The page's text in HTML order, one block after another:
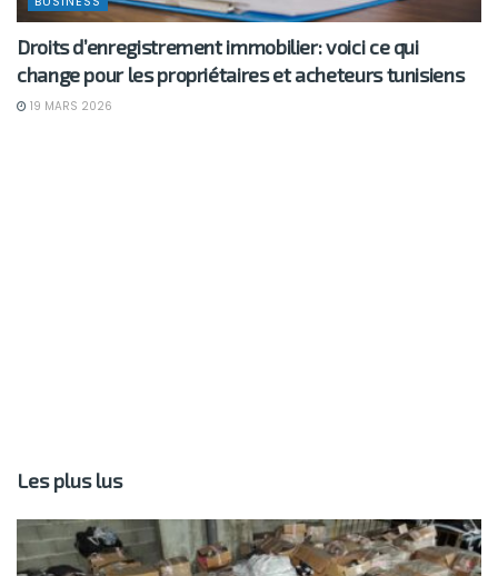
Droits d’enregistrement immobilier: voici ce qui
change pour les propriétaires et acheteurs tunisiens
19 MARS 2026
Les plus lus